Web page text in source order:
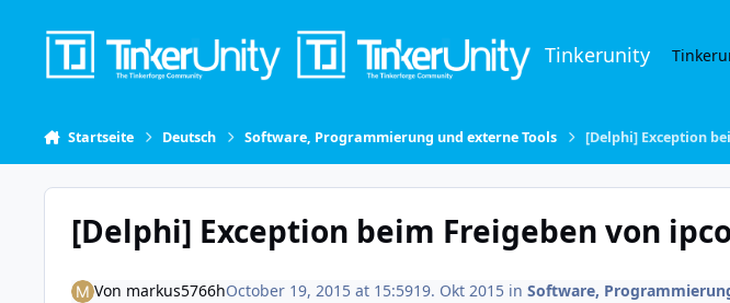
Tinkerunity
Startseite Deutsch Software, Programmierung und externe Tools [Delphi] Exception
[Delphi] Exception beim Freigeben von
Von markus5766hOctober 19, 2015 at 15:5919. Okt 2015in Software,